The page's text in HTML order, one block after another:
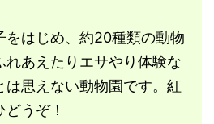
をはじめ、約20種類の動物
れあえたりエサやり体験な
は思えない動物園です。紅
うぞ！